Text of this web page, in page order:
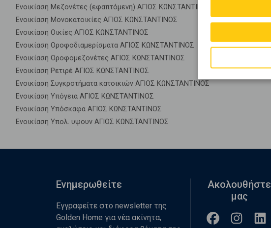
Ενοικίαση Μεζονέτες (εφαπτόμενη) ΑΓΙΟΣ ΚΩΝΣΤΑΝΤΙΝΟΣ
Ενοικίαση Μονοκατοικίες ΑΓΙΟΣ ΚΩΝΣΤΑΝΤΙΝΟΣ
Ενοικίαση Οικίες ΑΓΙΟΣ ΚΩΝΣΤΑΝΤΙΝΟΣ
Ενοικίαση Οροφοδιαμερίσματα ΑΓΙΟΣ ΚΩΝΣΤΑΝΤΙΝΟΣ
Ενοικίαση Οροφομεζονέτες ΑΓΙΟΣ ΚΩΝΣΤΑΝΤΙΝΟΣ
Ενοικίαση Ρετιρέ ΑΓΙΟΣ ΚΩΝΣΤΑΝΤΙΝΟΣ
Ενοικίαση Συγκροτήματα κατοικιών ΑΓΙΟΣ ΚΩΝΣΤΑΝΤΙΝΟΣ
Ενοικίαση Υπόγεια ΑΓΙΟΣ ΚΩΝΣΤΑΝΤΙΝΟΣ
Ενοικίαση Υπόσκαφα ΑΓΙΟΣ ΚΩΝΣΤΑΝΤΙΝΟΣ
Ενοικίαση Υπολ. υψουν ΑΓΙΟΣ ΚΩΝΣΤΑΝΤΙΝΟΣ
Ενημερωθείτε
Εγγραφείτε στο newsletter της
Golden Home για νέα ακίνητα,
Ακολουθήστε
μας